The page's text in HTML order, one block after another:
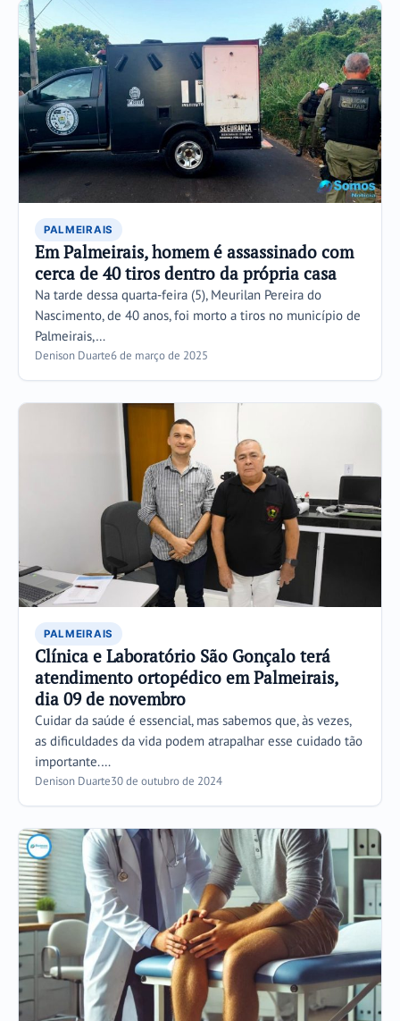
PALMEIRAIS
Em Palmeirais, homem é assassinado com
cerca de 40 tiros dentro da própria casa
Na tarde dessa quarta-feira (5), Meurilan Pereira do
Nascimento, de 40 anos, foi morto a tiros no município de
Palmeirais,…
Denison Duarte6 de março de 2025
PALMEIRAIS
Clínica e Laboratório São Gonçalo terá
atendimento ortopédico em Palmeirais,
dia 09 de novembro
Cuidar da saúde é essencial, mas sabemos que, às vezes,
as dificuldades da vida podem atrapalhar esse cuidado tão
importante.…
Denison Duarte30 de outubro de 2024